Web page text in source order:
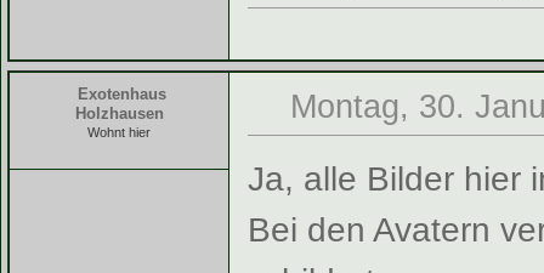
Exotenhaus
Holzhausen
Wohnt hier
Montag, 30.
Ja, alle Bilder hier
Bei den Avatern